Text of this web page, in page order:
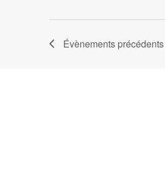
Évènements précédents